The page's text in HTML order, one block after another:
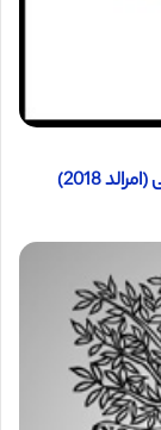
دانلود ترجمه مقاله رهبری تحول گرا و رضایت شغلی (امرالد 2018)